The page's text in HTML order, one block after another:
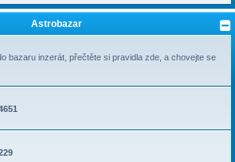
Astrobazar
bazaru inzerát, přečtěte si pravidla zde, a chovejte se